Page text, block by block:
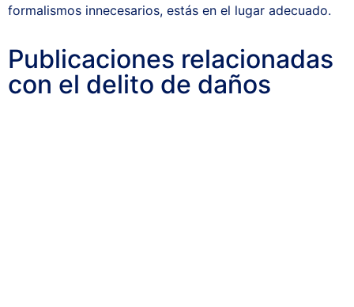
formalismos innecesarios, estás en el lugar adecuado.
Publicaciones relacionadas
con el delito de daños